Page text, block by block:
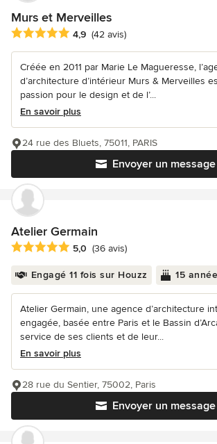
Murs et Merveilles
Note moyenne : 4.9 étoiles sur 5
4,9 (42 avis)
Créée en 2011 par Marie Le Magueresse,
d’architecture d’intérieur Murs & Merveilles
passion pour le design et de l’...
En savoir plus
Envoyer un message
24 rue des Bluets, 75011, PARIS
Atelier Germain
Note moyenne : 5 étoiles sur 5
5,0 (36 avis)
Engagé 11 fois sur Houzz 15
Atelier Germain, une agence d’architecture
engagée, basée entre Paris et le Bassin
service de ses clients et de leur...
En savoir plus
Envoyer un message
28 rue du Sentier, 75002, Paris